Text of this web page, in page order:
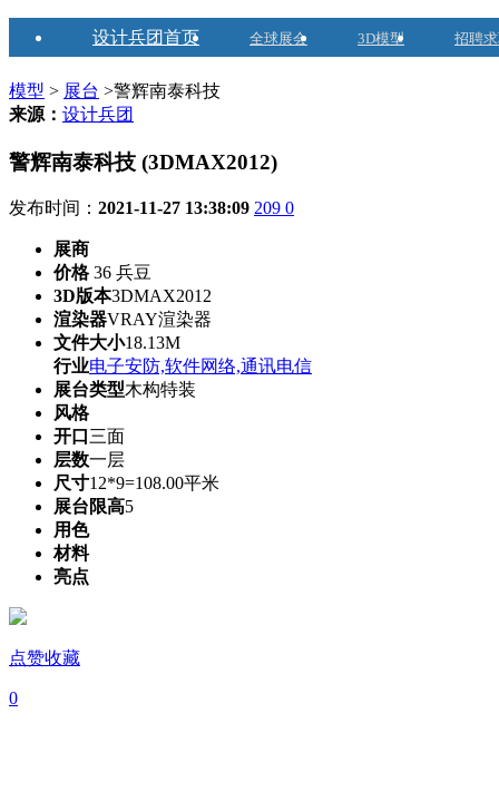
设计兵团首页 全球展会 3D模型 招聘
模型 > 展台 >警辉南泰科技
来源： 设计兵团
警辉南泰科技 (3DMAX2012)
发布时间： 2021-11-27 13:38:09 209 0
展商
价格36 兵豆
3D版本3DMAX2012
渲染器VRAY渲染器
文件大小18.13M
行业电子安防,软件网络,通讯电信
展台类型木构特装
风格
开口 三面
层数一层
尺寸12*9=108.00平米
展台限高5
用色
材料
亮点
点赞收藏
0